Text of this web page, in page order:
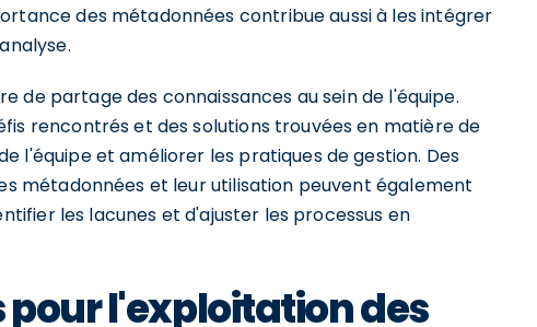
des métadonnées contribue aussi à les intégrer
de partage des connaissances au sein de l'équipe.
rencontrés et des solutions trouvées en matière de
l'équipe et améliorer les pratiques de gestion. Des
métadonnées et leur utilisation peuvent également
les lacunes et d'ajuster les processus en
l'exploitation des